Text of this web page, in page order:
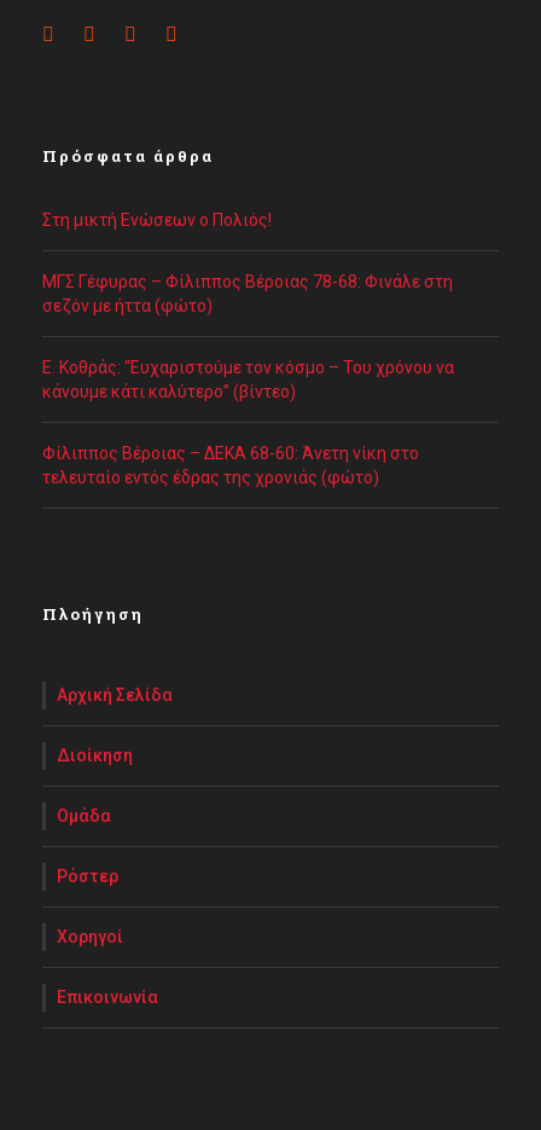
Πρόσφατα άρθρα
Στη μικτή Ενώσεων ο Πολιός!
ΜΓΣ Γέφυρας – Φίλιππος Βέροιας 78-68: Φινάλε στη
σεζόν με ήττα (φώτο)
Ε. Κοθράς: “Ευχαριστούμε τον κόσμο – Του χρόνου να
κάνουμε κάτι καλύτερο” (βίντεο)
Φίλιππος Βέροιας – ΔΕΚΑ 68-60: Άνετη νίκη στο
τελευταίο εντός έδρας της χρονιάς (φώτο)
Πλοήγηση
Αρχική Σελίδα
Διοίκηση
Ομάδα
Ρόστερ
Χορηγοί
Επικοινωνία